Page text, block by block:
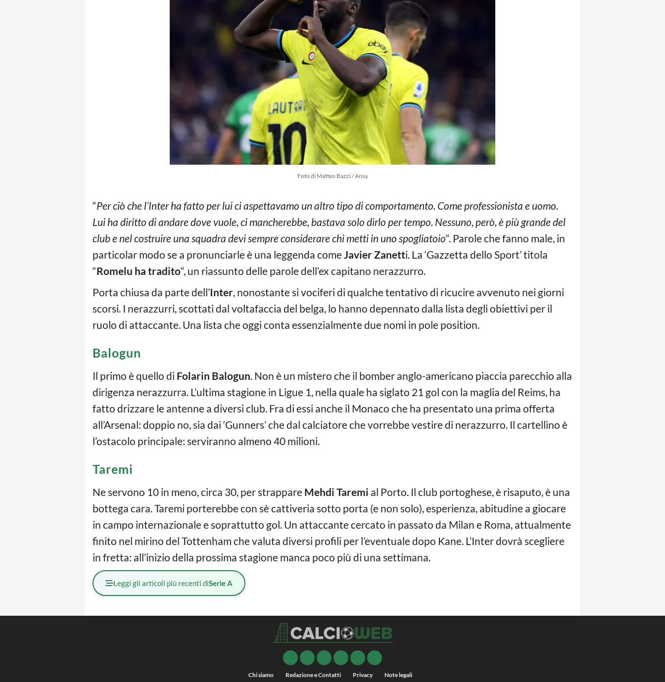
Foto di Matteo Bazzi / Ansa
“Per ciò che l’Inter ha fatto per lui ci aspettavamo un altro tipo di comportamento. Come professionista e uomo.
Lui ha diritto di andare dove vuole, ci mancherebbe, bastava solo dirlo per tempo. Nessuno, però, è più grande del
club e nel costruire una squadra devi sempre considerare chi metti in uno spogliatoio“. Parole che fanno male, in
particolar modo se a pronunciarle è una leggenda comeJavier Zanetti. La ‘Gazzetta dello Sport’ titola
“Romelu ha tradito“, un riassunto delle parole dell’ex capitano nerazzurro.
Porta chiusa da parte dell’Inter, nonostante si vociferi di qualche tentativo di ricucire avvenuto nei giorni
scorsi. I nerazzurri, scottati dal voltafaccia del belga, lo hanno depennato dalla lista degli obiettivi per il
ruolo di attaccante. Una lista che oggi conta essenzialmente due nomi in pole position.
Balogun
Il primo è quello di Folarin Balogun. Non è un mistero che il bomber anglo-americano piaccia parecchio alla
dirigenza nerazzurra. L’ultima stagione in Ligue 1, nella quale ha siglato 21 gol con la maglia del Reims, ha
fatto drizzare le antenne a diversi club. Fra di essi anche il Monaco che ha presentato una prima offerta
all’Arsenal: doppio no, sia dai ‘Gunners’ che dal calciatore che vorrebbe vestire di nerazzurro. Il cartellino è
l’ostacolo principale: serviranno almeno 40 milioni.
Taremi
Ne servono 10 in meno, circa 30, per strappare Mehdi Taremi al Porto. Il club portoghese, è risaputo, è una
bottega cara. Taremi porterebbe con sè cattiveria sotto porta (e non solo), esperienza, abitudine a giocare
in campo internazionale e soprattutto gol. Un attaccante cercato in passato da Milan e Roma, attualmente
finito nel mirino del Tottenham che valuta diversi profili per l’eventuale dopo Kane. L’Inter dovrà scegliere
in fretta: all’inizio della prossima stagione manca poco più di una settimana.
Leggi gli articoli più recenti diSerie A
Chi siamo Redazione e Contatti Privacy Note legali